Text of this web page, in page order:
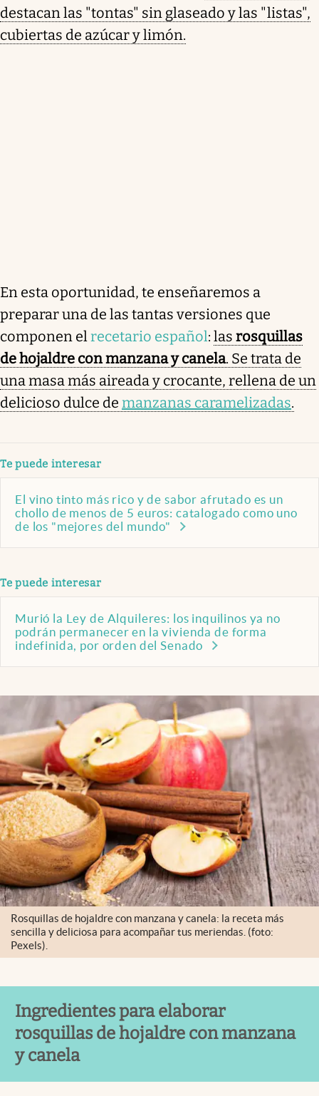
destacan las "tontas" sin glaseado y las "listas",
cubiertas de azúcar y limón.
En esta oportunidad, te enseñaremos a
preparar una de las tantas versiones que
componen elrecetario español: las rosquillas
de hojaldre con manzana y canela. Se trata de
una masa más aireada y crocante, rellena de un
delicioso dulce de manzanas caramelizadas.
Te puede interesar
El vino tinto más rico y de sabor afrutado es un
chollo de menos de 5 euros: catalogado como uno
de los "mejores del mundo"
Te puede interesar
Murió la Ley de Alquileres: los inquilinos ya no
podrán permanecer en la vivienda de forma
indefinida, por orden del Senado
Rosquillas de hojaldre con manzana y canela: la receta más
sencilla y deliciosa para acompañar tus meriendas. (foto:
Pexels).
Ingredientes para elaborar
rosquillas de hojaldre con manzana
y canela